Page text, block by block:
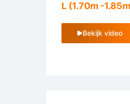
L (1.70m -
Bekijk video